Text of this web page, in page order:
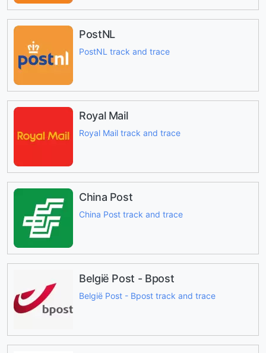
PostNL
PostNL track and trace
Royal Mail
Royal Mail track and trace
China Post
China Post track and trace
België Post - Bpost
België Post - Bpost track and trace